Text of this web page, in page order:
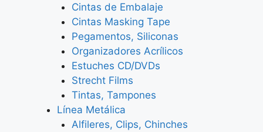
Cintas de Embalaje
Cintas Masking Tape
Pegamentos, Siliconas
Organizadores Acrílicos
Estuches CD/DVDs
Strecht Films
Tintas, Tampones
Línea Metálica
Alfileres, Clips, Chinches